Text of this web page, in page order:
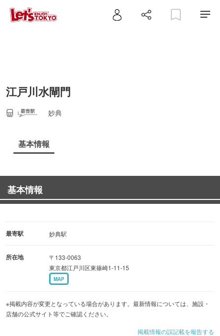
江戸川水閘門
妙典
基本情報
基本情報
最寄駅 妙典駅
所在地
〒133-0063
東京都江戸川区東篠崎1-11-15
MAP
※掲載内容が変更となっている場合があります。最新情報については、施設・
店舗の公式サイト等でご確認ください。
掲載情報の誤記載を報告する